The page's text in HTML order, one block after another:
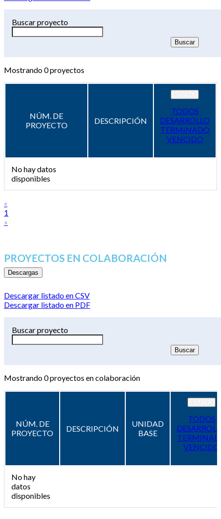
Buscar proyecto
Mostrando0proyectos
NÚM. DE
PROYECTO
DESCRIPCIÓN
TODOS
DESARROLLO
TERMINADO
VENCIDO
No hay datos
disponibles
«
1
»
PROYECTOS EN COLABORACIÓN
Descargas
Descargar listado en CSV
Descargar listado en PDF
Buscar proyecto
Mostrando0proyectos en colaboración
NÚM. DE
PROYECTO
DESCRIPCIÓN
UNIDAD
BASE
TODOS
VENCIDO
No hay
datos
disponibles